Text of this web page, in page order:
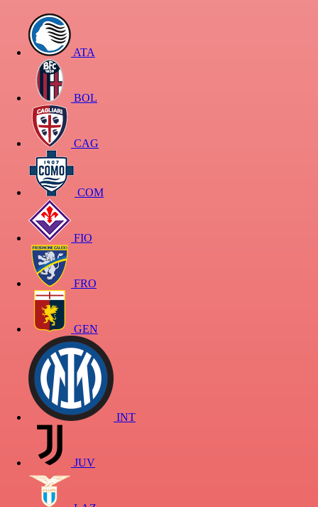
ATA
BOL
CAG
COM
FIO
FRO
GEN
INT
JUV